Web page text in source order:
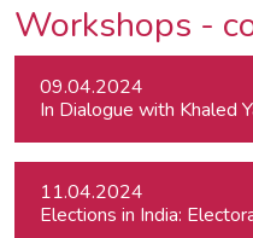
Workshops -
09.04.2024
In Dialogue with Khaled
11.04.2024
Elections in India: